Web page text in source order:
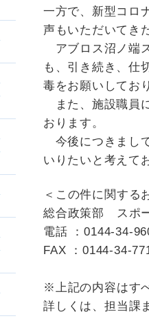
一方で、新型コロ
声もいただいてき
アブロス沼ノ端
も、引き続き、仕
毒をお願いしてお
また、施設職員
おります。
今後につきまし
いりたいと考えて
＜この件に関する
総合政策部 スポ
電話 ：0144-34-
FAX ：0144-34-
※上記の内容はす
詳しくは、担当課